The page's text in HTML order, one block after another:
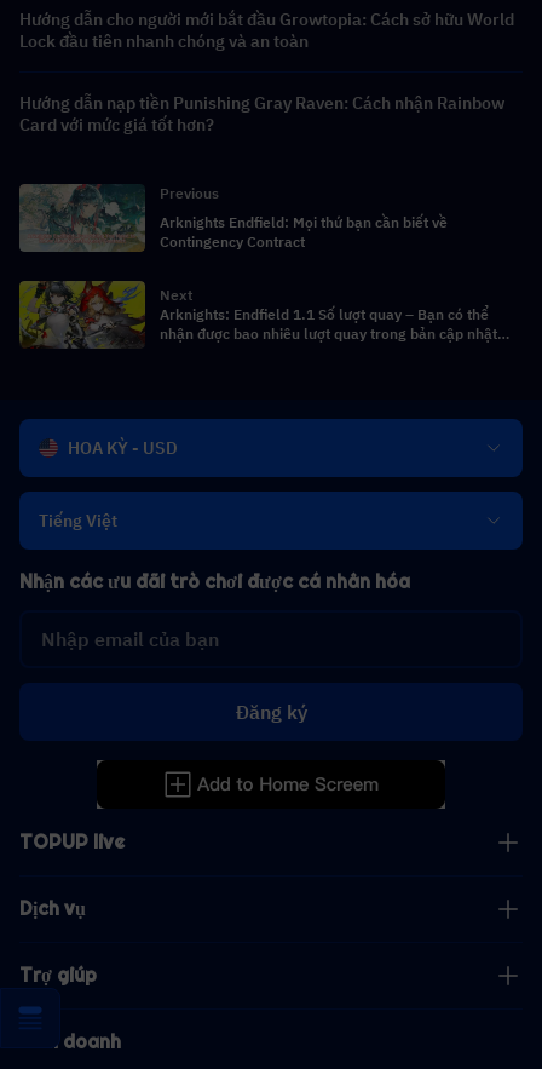
Hướng dẫn cho người mới bắt đầu Growtopia: Cách sở hữu World
Lock đầu tiên nhanh chóng và an toàn
Hướng dẫn nạp tiền Punishing Gray Raven: Cách nhận Rainbow
Card với mức giá tốt hơn?
Previous
Arknights Endfield: Mọi thứ bạn cần biết về
Contingency Contract
Next
Arknights: Endfield 1.1 Số lượt quay – Bạn có thể
nhận được bao nhiêu lượt quay trong bản cập nhật
HOA KỲ - USD
Tiếng Việt
TOPUP live
Dịch vụ
Trợ giúp
Kinh doanh
Nhận các ưu đãi trò chơi được cá nhân hóa
Đăng ký